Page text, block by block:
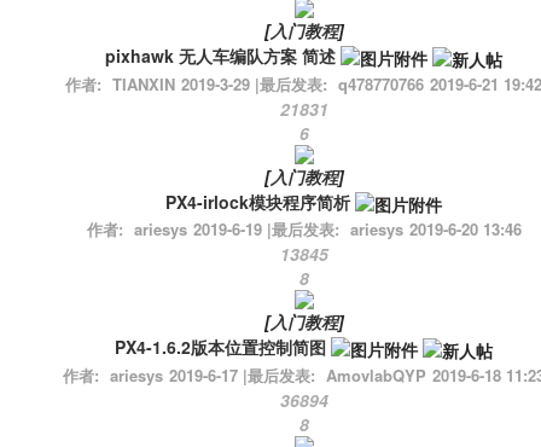
[入门教程]
pixhawk 无人车编队方案 简述
作者: TIANXIN 2019-3-29 |最后发表: q478770766 2019-6-21 19:42
21831
6
[入门教程]
PX4-irlock模块程序简析
作者: ariesys 2019-6-19 |最后发表: ariesys 2019-6-20 13:46
13845
8
[入门教程]
PX4-1.6.2版本位置控制简图
作者: ariesys 2019-6-17 |最后发表: AmovlabQYP 2019-6-18
36894
8